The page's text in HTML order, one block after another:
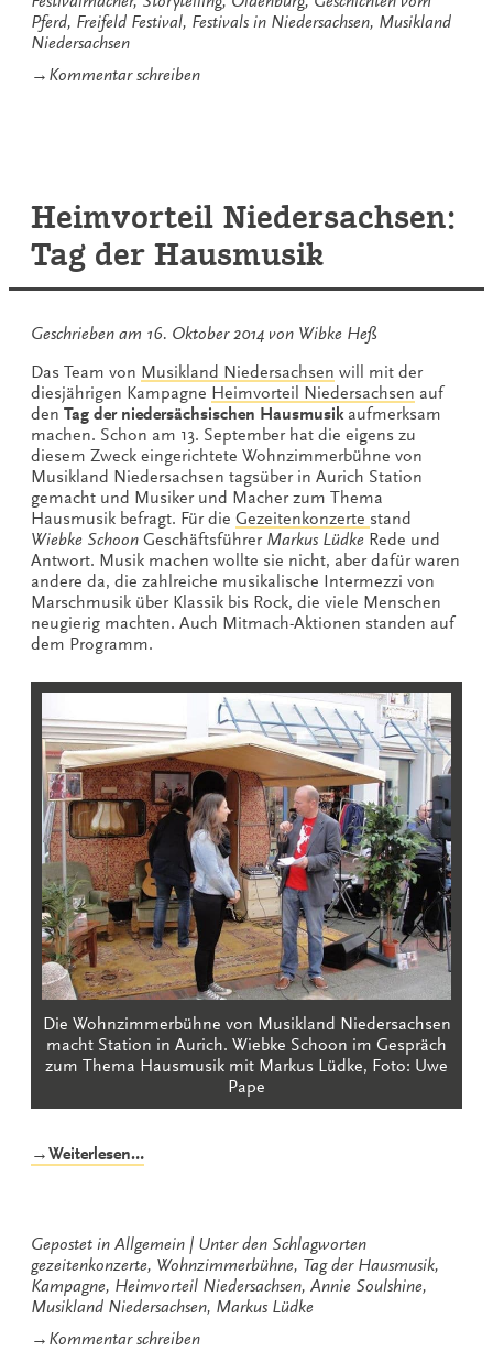
Pferd“
Pferd, Freifeld Festival, Festivals in Niedersachsen, Musikland
Niedersachsen
→ Kommentar schreibenzu
Pferd
Heimvorteil Niedersachsen:
Tag der Hausmusik
Geschrieben am 16. Oktober 2014 von Wibke Heß
Das Team von Musikland Niedersachsen will mit der
diesjährigen Kampagne Heimvorteil Niedersachsen auf
den Tag der niedersächsischen Hausmusik aufmerksam
machen. Schon am 13. September hat die eigens zu
diesem Zweck eingerichtete Wohnzimmerbühne von
Musikland Niedersachsen tagsüber in Aurich Station
gemacht und Musiker und Macher zum Thema
Hausmusik befragt. Für die Gezeitenkonzerte stand
Wiebke Schoon Geschäftsführer Markus Lüdke Rede und
Antwort. Musik machen wollte sie nicht, aber dafür waren
andere da, die zahlreiche musikalische Intermezzi von
Marschmusik über Klassik bis Rock, die viele Menschen
neugierig machten. Auch Mitmach-Aktionen standen auf
dem Programm.
Die Wohnzimmerbühne von Musikland Niedersachsen
macht Station in Aurich. Wiebke Schoon im Gespräch
zum Thema Hausmusik mit Markus Lüdke, Foto: Uwe
Pape
→Weiterlesen…„Heimvorteil
Hausmusik“
Gepostet in Allgemein
Unter den Schlagworten
gezeitenkonzerte, Wohnzimmerbühne, Tag der Hausmusik,
Kampagne, Heimvorteil Niedersachsen, Annie Soulshine,
Musikland Niedersachsen, Markus Lüdke
→ Kommentar schreibenzu